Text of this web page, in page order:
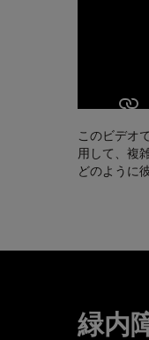
このビデオ
用して、複
どのように
緑内